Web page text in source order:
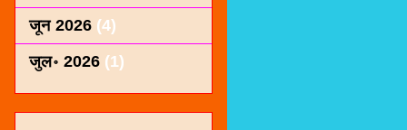
जून 2026 (4)
जुल॰ 2026 (1)